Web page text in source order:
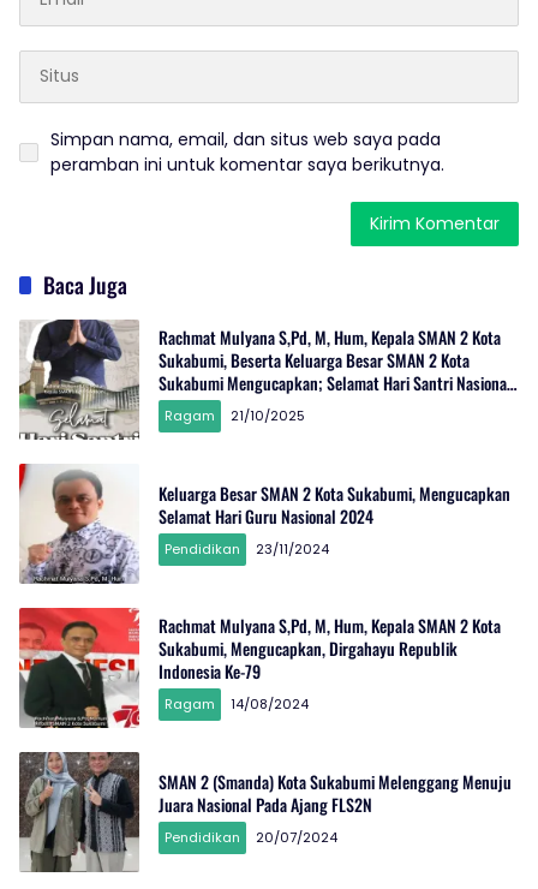
Simpan nama, email, dan situs web saya pada
peramban ini untuk komentar saya berikutnya.
Baca Juga
Rachmat Mulyana S,Pd, M, Hum, Kepala SMAN 2 Kota
Sukabumi, Beserta Keluarga Besar SMAN 2 Kota
Sukabumi Mengucapkan; Selamat Hari Santri Nasional
2025
Ragam 21/10/2025
Keluarga Besar SMAN 2 Kota Sukabumi, Mengucapkan
Selamat Hari Guru Nasional 2024
Pendidikan 23/11/2024
Rachmat Mulyana S,Pd, M, Hum, Kepala SMAN 2 Kota
Sukabumi, Mengucapkan, Dirgahayu Republik
Indonesia Ke-79
Ragam 14/08/2024
SMAN 2 (Smanda) Kota Sukabumi Melenggang Menuju
Juara Nasional Pada Ajang FLS2N
Pendidikan 20/07/2024